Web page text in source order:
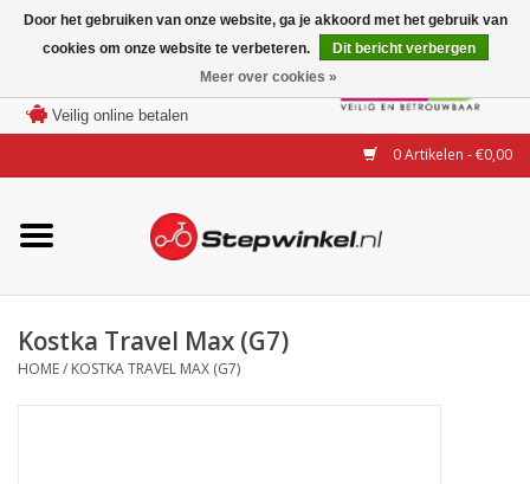
Veilig online betalen
0 Artikelen - €0,00
Merken
Modellen
Accessoires
Steps huren of uitproberen
Kostka Travel Max (G7)
HOME/ KOSTKA TRAVEL MAX (G7)
Door het gebruiken van onze website, ga je akkoord met het gebruik van
cookies om onze website te verbeteren.
Dit bericht verbergen
Meer over cookies »